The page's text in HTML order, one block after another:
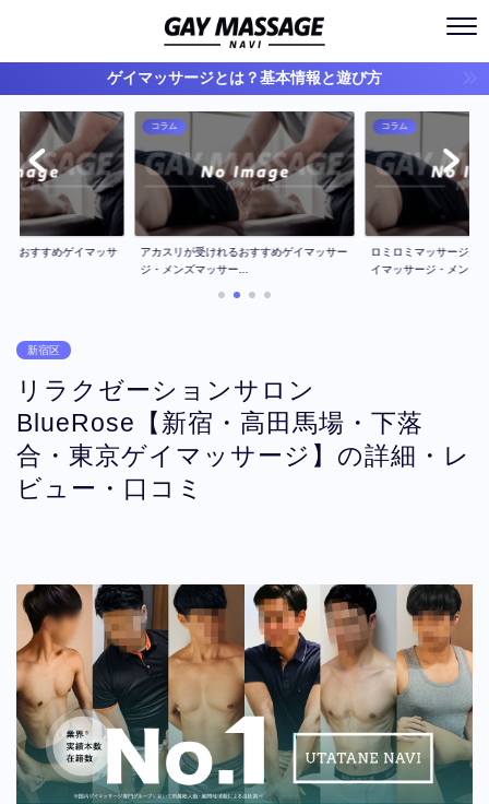
ゲイマッサージとは？基本情報と遊び方
のおすすめゲイマッサ
コラム
アカスリが受けれるおすすめゲイマッサー
ジ・メンズマッサー...
コラム
ロミロミマッサージが
イマッサージ・メン...
新宿区
リラクゼーションサロン
BlueRose【新宿・高田馬場・下落
合・東京ゲイマッサージ】の詳細・レ
ビュー・口コミ